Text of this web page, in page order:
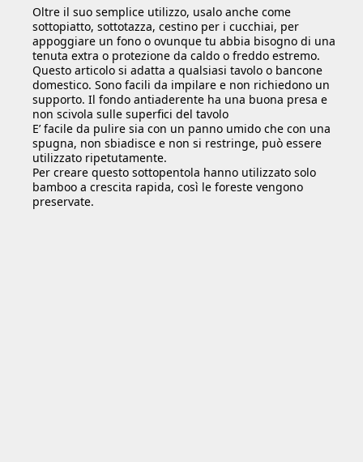
Oltre il suo semplice utilizzo, usalo anche come
sottopiatto, sottotazza, cestino per i cucchiai, per
appoggiare un fono o ovunque tu abbia bisogno di una
tenuta extra o protezione da caldo o freddo estremo.
Questo articolo si adatta a qualsiasi tavolo o bancone
domestico. Sono facili da impilare e non richiedono un
supporto. Il fondo antiaderente ha una buona presa e
non scivola sulle superfici del tavolo
E’ facile da pulire sia con un panno umido che con una
spugna, non sbiadisce e non si restringe, può essere
utilizzato ripetutamente.
Per creare questo sottopentola hanno utilizzato solo
bamboo a crescita rapida, così le foreste vengono
preservate.